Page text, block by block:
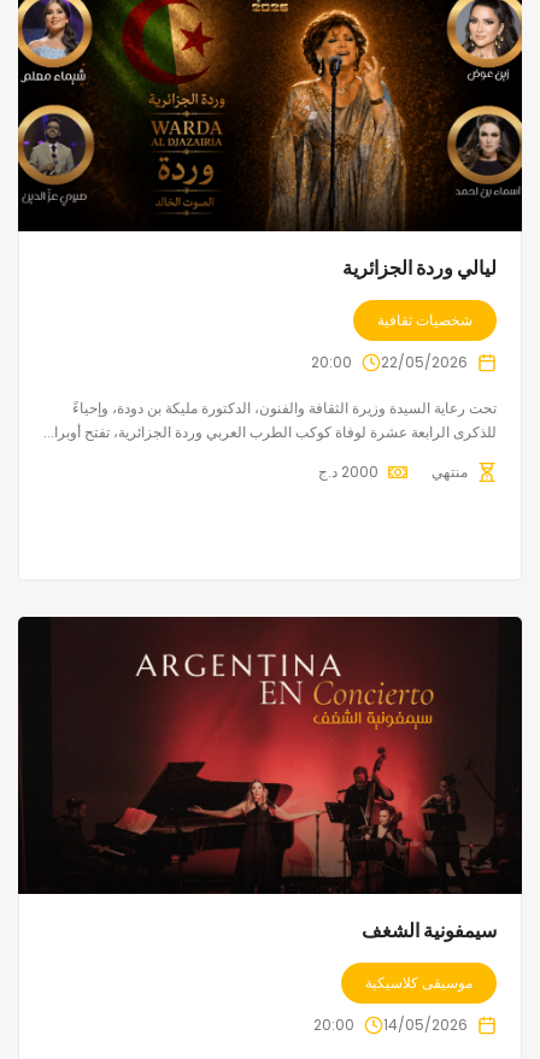
ليالي وردة الجزائرية
شخصيات ثقافية
22/05/2026
20:00
تحت رعاية السيدة وزيرة الثقافة والفنون، الدكتورة مليكة بن دودة، وإحياءً
للذكرى الرابعة عشرة لوفاة كوكب الطرب العربي وردة الجزائرية، تفتح أوبرا...
منتهي
2000 د.ج
سيمفونية الشغف
موسيقى كلاسيكية
14/05/2026
20:00